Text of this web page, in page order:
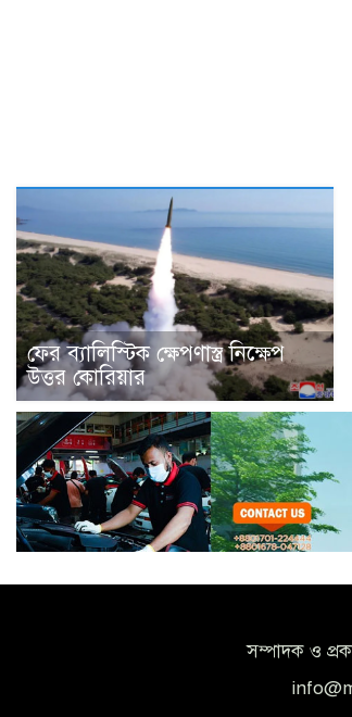
ফের ব্যালিস্টিক ক্ষেপণাস্ত্র নিক্ষেপ
উত্তর কোরিয়ার
সম্পাদক ও